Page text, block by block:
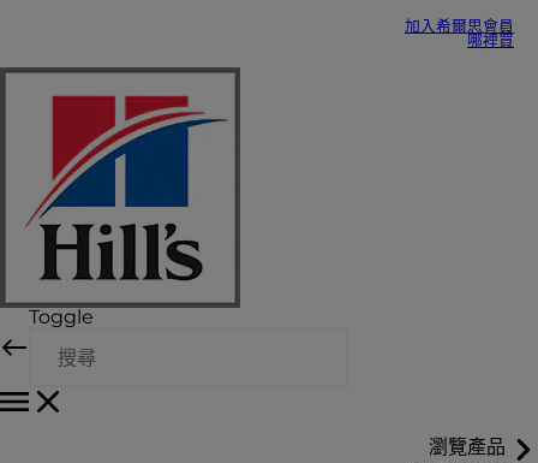
加入希爾思會員
哪裡買
Toggle
瀏覽產品